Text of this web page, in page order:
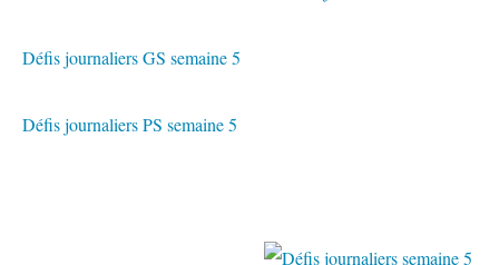
Défis journaliers GS semaine 5
Défis journaliers PS semaine 5